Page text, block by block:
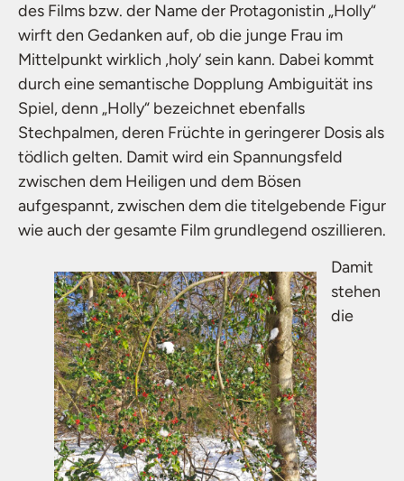
des Films bzw. der Name der Protagonistin „Holly“
wirft den Gedanken auf, ob die junge Frau im
Mittelpunkt wirklich ,holy‘ sein kann. Dabei kommt
durch eine semantische Dopplung Ambiguität ins
Spiel, denn „Holly“ bezeichnet ebenfalls
Stechpalmen, deren Früchte in geringerer Dosis als
tödlich gelten. Damit wird ein Spannungsfeld
zwischen dem Heiligen und dem Bösen
aufgespannt, zwischen dem die titelgebende Figur
wie auch der gesamte Film grundlegend oszillieren.
Damit
stehen
die